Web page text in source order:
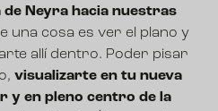
de Neyra hacia nuestras
una cosa es ver el plano y
allí dentro. Poder pisar
visualizarte en tu nueva
y en pleno centro de la